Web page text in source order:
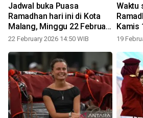
Jadwal buka Puasa
Ramadhan hari ini di Kota
Malang, Minggu 22 Februari
2026
22 February 2026 14:50 WIB
Waktu
Kamis
19